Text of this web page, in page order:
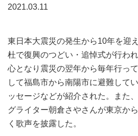
お問い合わせ
お申し込み
〒041-0801
北海道函館市桔梗町379-31
0138-34-2525
営業時間 9:00～18:00
2021.03.11
東日本大震災の発生から10年を迎
杜で復興のつどい・追悼式が行わ
心となり震災の翌年から毎年行っ
して福島市から南陽市に避難して
ッセージなどが紹介された。また
グライター朝倉さやさんが東京か
く歌声を披露した。